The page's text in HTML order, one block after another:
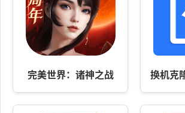
完美世界：诸神之战 换机克